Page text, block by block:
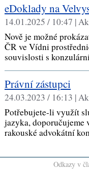
eDoklady na
14.01.2025 / 10:47 |
Nově je možné
ČR ve Vídni
souvislosti s
Právní zástupci
24.03.2023 / 16:13 |
Potřebujete-li využít
jazyka, doporučujeme
rakouské advokátní
Odkazy v